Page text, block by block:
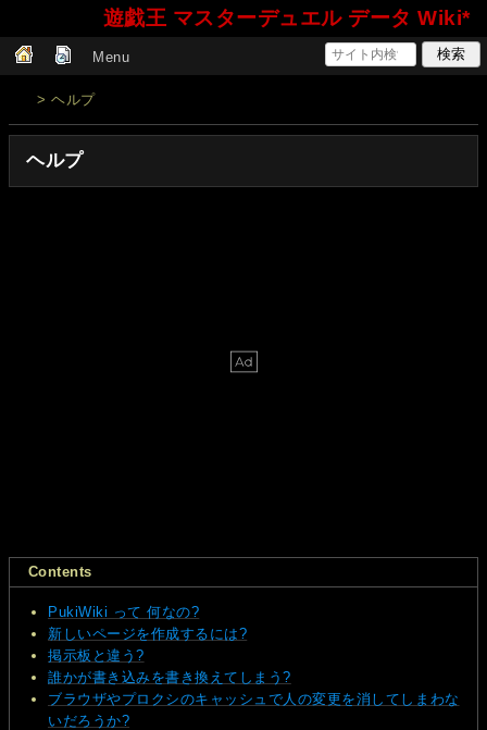
遊戯王 マスターデュエル データ Wiki*
Menu
> ヘルプ
ヘルプ
Contents
PukiWiki って 何なの?
新しいページを作成するには?
掲示板と違う?
誰かが書き込みを書き換えてしまう?
ブラウザやプロクシのキャッシュで人の変更を消してしまわな
いだろうか?